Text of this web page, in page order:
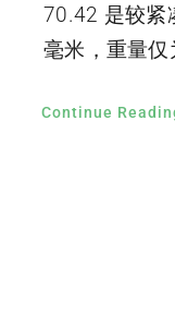
70.42 是较紧
毫米，重量仅
Continue